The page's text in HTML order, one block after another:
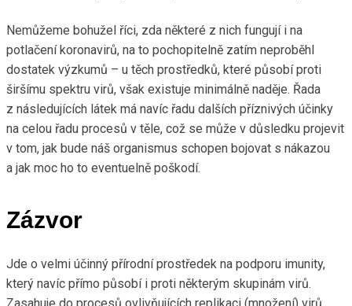
Nemůžeme bohužel říci, zda některé z nich fungují i na
potlačení koronavirů, na to pochopitelně zatím neproběhl
dostatek výzkumů – u těch prostředků, které působí proti
širšímu spektru virů, však existuje minimálně naděje. Řada
z následujících látek má navíc řadu dalších příznivých účinky
na celou řadu procesů v těle, což se může v důsledku projevit
v tom, jak bude náš organismus schopen bojovat s nákazou
a jak moc ho to eventuelně poškodí.
Zázvor
Jde o velmi účinný přírodní prostředek na podporu imunity,
který navíc přímo působí i proti některým skupinám virů.